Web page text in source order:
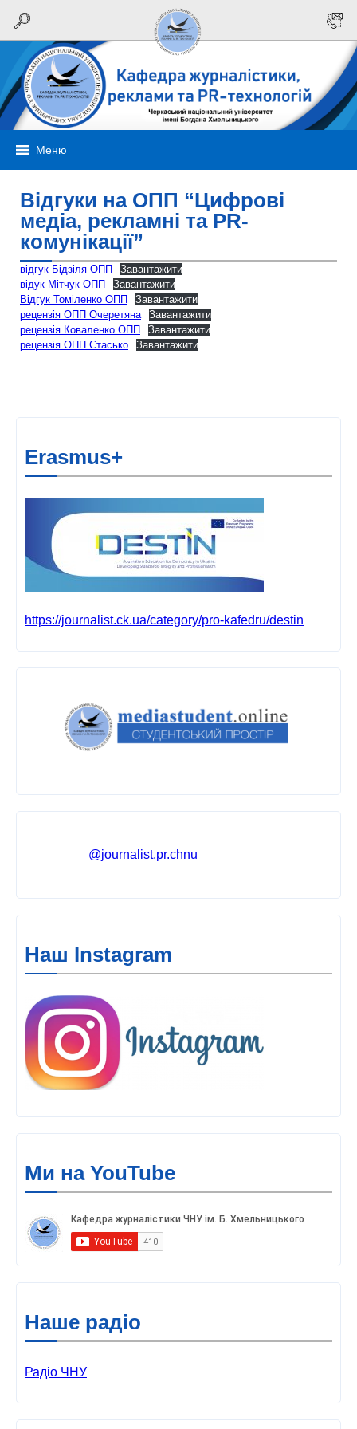
Меню
Відгуки на ОПП “Цифрові
медіа, рекламні та PR-
комунікації”
відгук Бідзіля ОПП
Завантажити
відук Мітчук ОПП
Завантажити
Відгук Томіленко ОПП
Завантажити
рецензія ОПП Очеретяна
Завантажити
рецензія Коваленко ОПП
Завантажити
рецензія ОПП Стасько
Завантажити
Erasmus+
https://journalist.ck.ua/category/pro-kafedru/destin
@journalist.pr.chnu
Наш Instagram
Ми на YouTube
Наше радіо
Радіо ЧНУ